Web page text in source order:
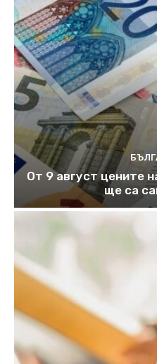
От 9 август цените
ще са